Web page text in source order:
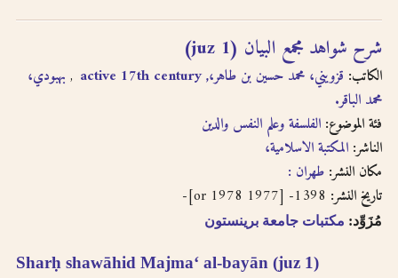
transliteration, i.e.
falsafah.
not al-Kabiru.
Sharḥ shawāhid Majmaʻ al-bayān (juz 1)
شرح شواهد مجمع البيان (juz 1)
الكاتب: قزويني، محمد حسين بن طاهر،, active 17th century
بهبودي،
محمد الباقر.
فئة الموضوع: الفلسفة وعلم النفس والدين
الناشر: المكتبة الاسلامية،
مكان النشر: طهران :
تاريخ النشر:
مُزَوِّد: مكتبات جامعة برينستون